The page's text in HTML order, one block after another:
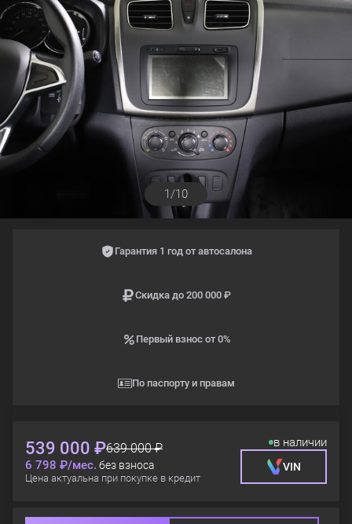
1/10
Гарантия 1 год от автосалона
Скидка до 200 000 ₽
Первый взнос от 0%
По паспорту и правам
539 000 ₽639 000 ₽
6 798 ₽/мес. без взноса
Цена актуальна при покупке в кредит
в наличии
VIN